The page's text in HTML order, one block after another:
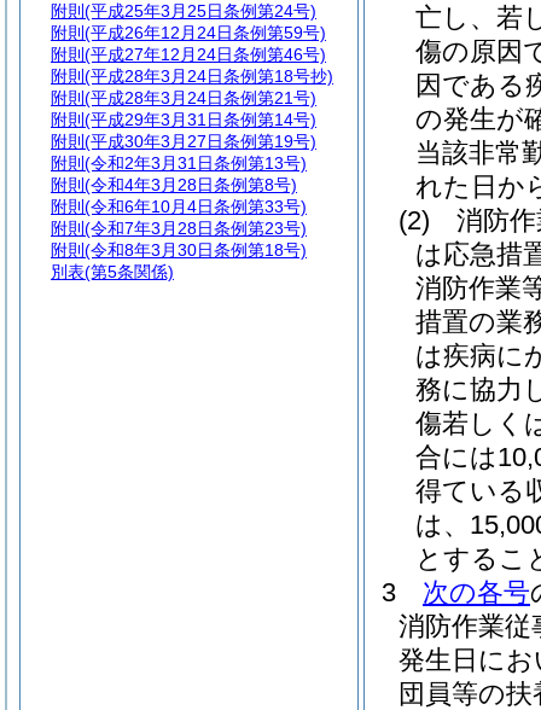
亡し、若
傷の原因
因である
の発生が
当該非常
れた日か
(2)
消防
は応急措
消防作業
措置の業
は疾病に
務に協力
傷若しく
合には
得ている
は、
とするこ
3
次の各号
消防作業従
発生日に
団員等の
附則 (平成25年3月25日条例第24号)
附則 (平成26年12月24日条例第59号)
附則 (平成27年12月24日条例第46号)
附則 (平成28年3月24日条例第18号抄)
附則 (平成28年3月24日条例第21号)
附則 (平成29年3月31日条例第14号)
附則 (平成30年3月27日条例第19号)
附則 (令和2年3月31日条例第13号)
附則 (令和4年3月28日条例第8号)
附則 (令和6年10月4日条例第33号)
附則 (令和7年3月28日条例第23号)
附則 (令和8年3月30日条例第18号)
別表(第5条関係)